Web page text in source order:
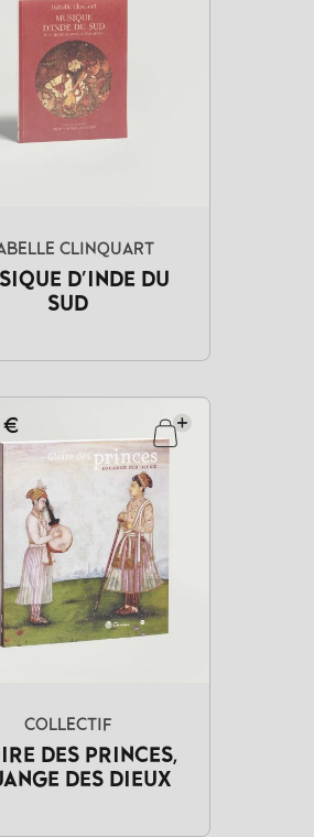
CLINQUART
D'INDE DU
SUD
€
COLLECTIF
DES PRINCES,
DES DIEUX